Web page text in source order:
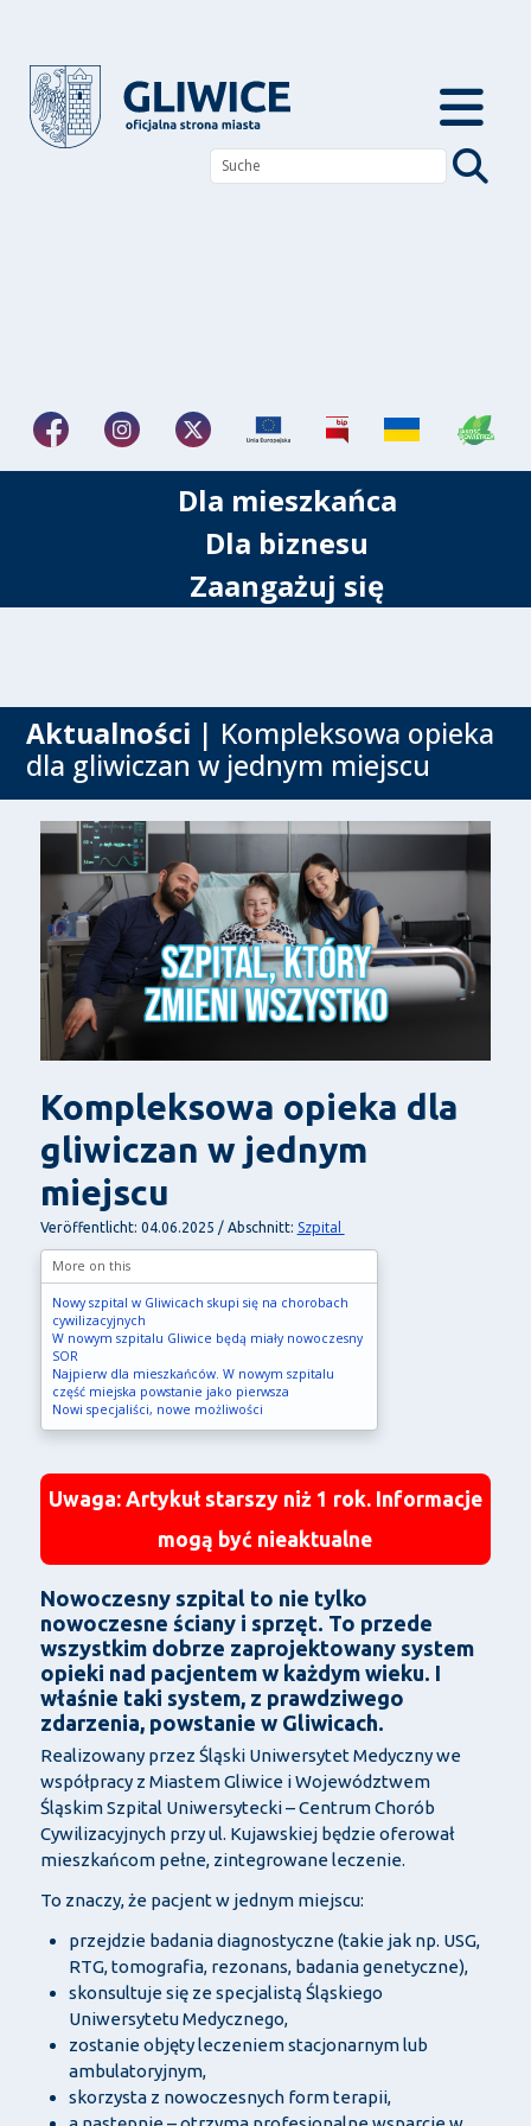
Dla mieszkańca
Dla biznesu
Zaangażuj się
Aktualności | Kompleksowa opieka
dla gliwiczan w jednym miejscu
Kompleksowa opieka dla
gliwiczan w jednym
miejscu
Veröffentlicht: 04.06.2025 / Abschnitt: Szpital
More on this
Nowy szpital w Gliwicach skupi się na chorobach
cywilizacyjnych
W nowym szpitalu Gliwice będą miały nowoczesny
SOR
Najpierw dla mieszkańców. W nowym szpitalu
część miejska powstanie jako pierwsza
Nowi specjaliści, nowe możliwości
Uwaga: Artykuł starszy niż 1 rok. Informacje
mogą być nieaktualne
Nowoczesny szpital to nie tylko
nowoczesne ściany i sprzęt. To przede
wszystkim dobrze zaprojektowany system
opieki nad pacjentem w każdym wieku. I
właśnie taki system, z prawdziwego
zdarzenia, powstanie w Gliwicach.
Realizowany przez Śląski Uniwersytet Medyczny we
współpracy z Miastem Gliwice i Województwem
Śląskim Szpital Uniwersytecki – Centrum Chorób
Cywilizacyjnych przy ul. Kujawskiej będzie oferował
mieszkańcom pełne, zintegrowane leczenie.
To znaczy, że pacjent w jednym miejscu:
przejdzie badania diagnostyczne (takie jak np. USG,
RTG, tomografia, rezonans, badania genetyczne),
skonsultuje się ze specjalistą Śląskiego
Uniwersytetu Medycznego,
zostanie objęty leczeniem stacjonarnym lub
ambulatoryjnym,
skorzysta z nowoczesnych form terapii,